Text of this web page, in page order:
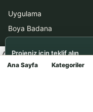
Ana Sayfa Kategoriler
Uygulama
Boya Badana
Projeniz için teklif alın